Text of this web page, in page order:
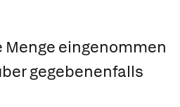
Menge eingenommen
gegebenenfalls